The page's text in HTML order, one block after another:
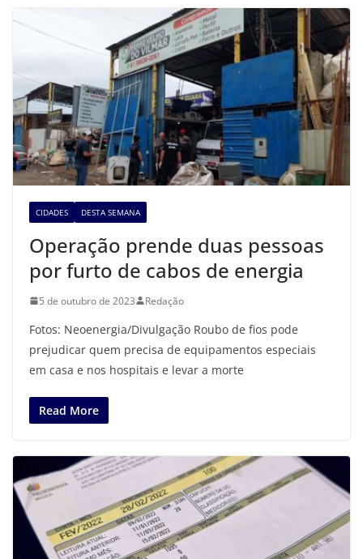
CIDADES DESTA SEMANA
Operação prende duas pessoas
por furto de cabos de energia
5 de outubro de 2023 Redação
Fotos: Neoenergia/Divulgação Roubo de fios pode
prejudicar quem precisa de equipamentos especiais
em casa e nos hospitais e levar a morte
Read More